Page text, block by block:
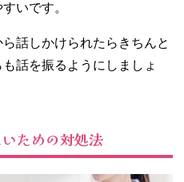
いです。
話しかけられたらきちんと
話を振るようにしましょ
ための対処法